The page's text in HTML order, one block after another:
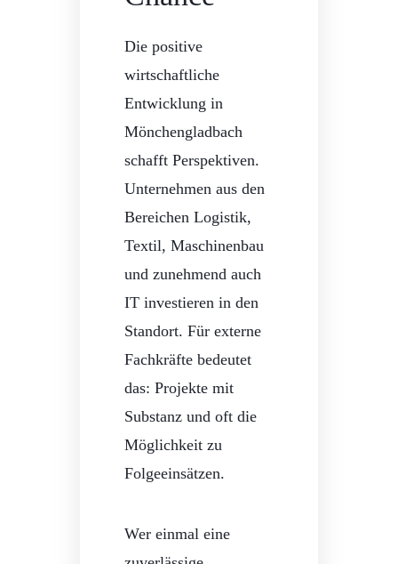
Die positive
wirtschaftliche
Entwicklung in
Mönchengladbach
schafft Perspektiven.
Unternehmen aus den
Bereichen Logistik,
Textil, Maschinenbau
und zunehmend auch
IT investieren in den
Standort. Für externe
Fachkräfte bedeutet
das: Projekte mit
Substanz und oft die
Möglichkeit zu
Folgeeinsätzen.
Wer einmal eine